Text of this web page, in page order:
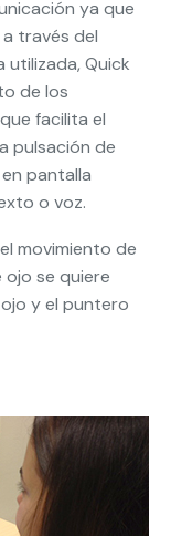
ya que
través del
Quick
de los
facilita el
pulsación de
pantalla
o voz.
movimiento de
ojo se quiere
y el puntero